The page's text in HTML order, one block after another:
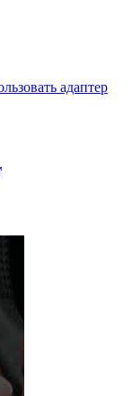
адаптер